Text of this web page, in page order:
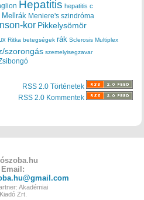
Hepatitis hepatitis c
Mellrák Meniere's szindróma
kor Pikkelysömör
Ritka betegségek rák Sclerosis Multiplex
szorongás szemelyisegzavar
RSS 2.0 Történetek
RSS 2.0 Kommentek
Email:
Akadémiai
Kiadó Zrt.